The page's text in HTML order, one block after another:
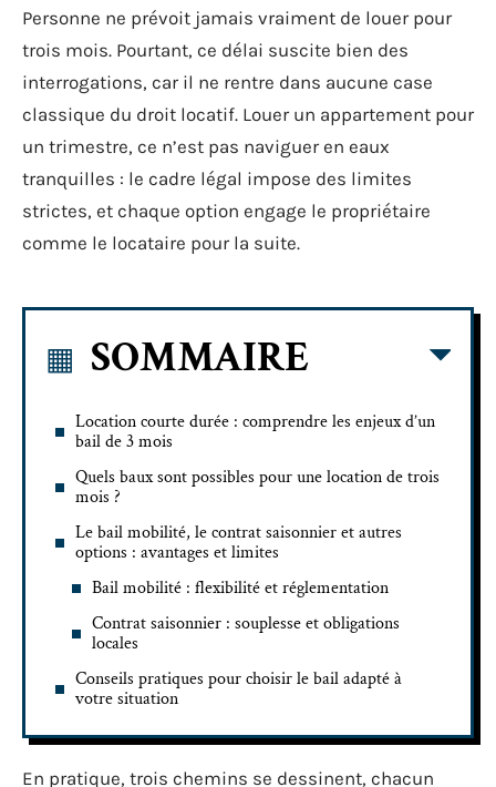
Personne ne prévoit jamais vraiment de louer pour
trois mois. Pourtant, ce délai suscite bien des
interrogations, car il ne rentre dans aucune case
classique du droit locatif. Louer un appartement pour
un trimestre, ce n’est pas naviguer en eaux
tranquilles : le cadre légal impose des limites
strictes, et chaque option engage le propriétaire
comme le locataire pour la suite.
SOMMAIRE
Location courte durée : comprendre les enjeux d’un
bail de 3 mois
Quels baux sont possibles pour une location de trois
mois ?
Le bail mobilité, le contrat saisonnier et autres
options : avantages et limites
Bail mobilité : flexibilité et réglementation
Contrat saisonnier : souplesse et obligations
locales
Conseils pratiques pour choisir le bail adapté à
votre situation
En pratique, trois chemins se dessinent, chacun